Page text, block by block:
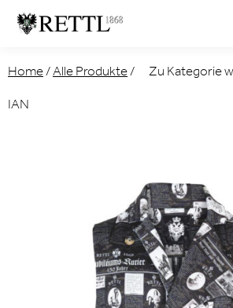
Home / Alle Produkte /
IAN